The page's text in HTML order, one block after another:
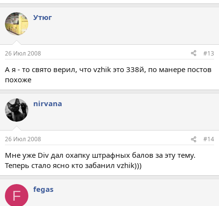
Утюг
26 Июл 2008 #13
А я - то свято верил, что vzhik это 338й, по манере постов
похоже
nirvana
26 Июл 2008 #14
Мне уже Div дал охапку штрафных балов за эту тему.
Теперь стало ясно кто забанил vzhik)))
F fegas